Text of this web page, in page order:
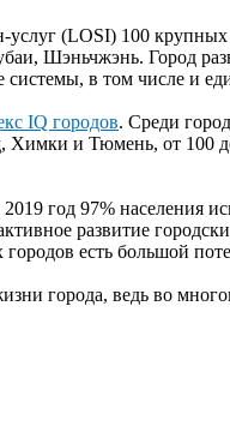
услуг (LOSI) 100
Шэньчжэнь. Город
в том числе и
IQ городов. Среди
и Тюмень, от 100
год 97% населения
развитие
есть большой
города, ведь во